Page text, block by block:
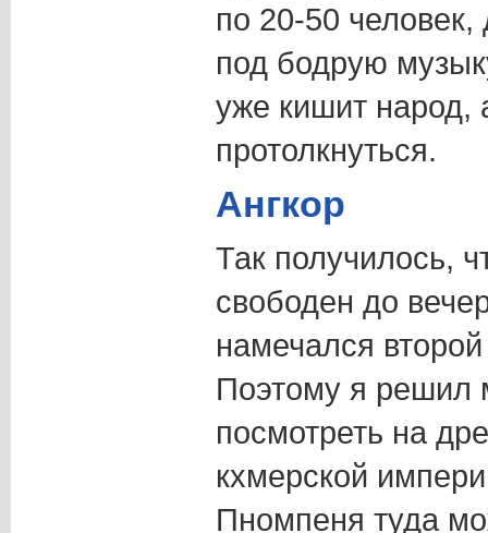
по 20-50
под бодрую
уже кишит народ,
протолкнуться.
Ангкор
Так получилось,
свободен до
намечался
Поэтому я решил
посмотреть на
кхмерской
Пномпеня туда